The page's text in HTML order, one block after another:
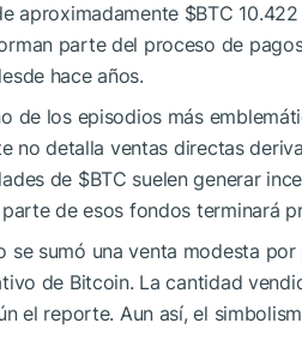
aproximadamente $BTC
parte del proceso de
hace años.
de los episodios más
no detalla ventas directas
de $BTC suelen generar
de esos fondos terminará
se sumó una venta modesta
de Bitcoin. La cantidad
el reporte. Aun así, el